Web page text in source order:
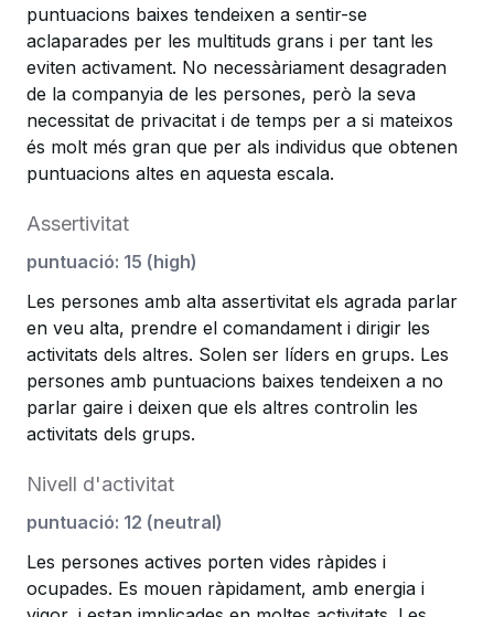
puntuacions baixes tendeixen a sentir-se
aclaparades per les multituds grans i per tant les
eviten activament. No necessàriament desagraden
de la companyia de les persones, però la seva
necessitat de privacitat i de temps per a si mateixos
és molt més gran que per als individus que obtenen
puntuacions altes en aquesta escala.
Assertivitat
puntuació: 15 (high)
Les persones amb alta assertivitat els agrada parlar
en veu alta, prendre el comandament i dirigir les
activitats dels altres. Solen ser líders en grups. Les
persones amb puntuacions baixes tendeixen a no
parlar gaire i deixen que els altres controlin les
activitats dels grups.
Nivell d'activitat
puntuació: 12 (neutral)
Les persones actives porten vides ràpides i
ocupades. Es mouen ràpidament, amb energia i